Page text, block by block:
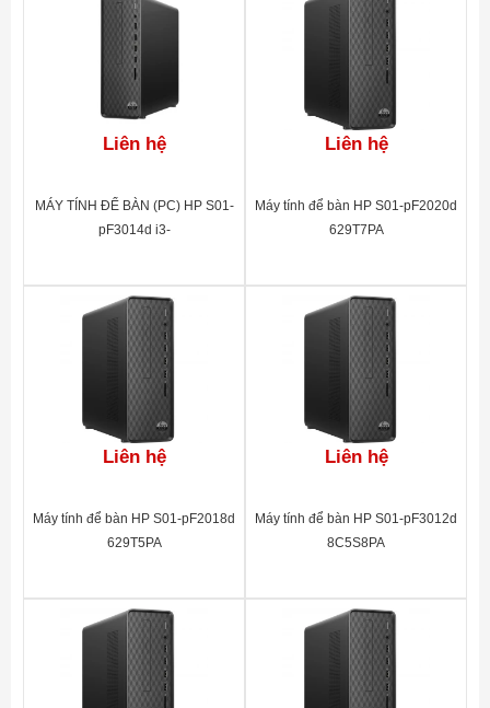
Liên hệ
MÁY TÍNH ĐỂ BÀN (PC) HP S01-
pF3014d i3-
ĐEN(A00B0PA)
Liên hệ
Máy tính để bàn HP S01-pF2020d
629T7PA
Liên hệ
Máy tính để bàn HP S01-pF2018d
629T5PA
Liên hệ
Máy tính để bàn HP S01-pF3012d
8C5S8PA